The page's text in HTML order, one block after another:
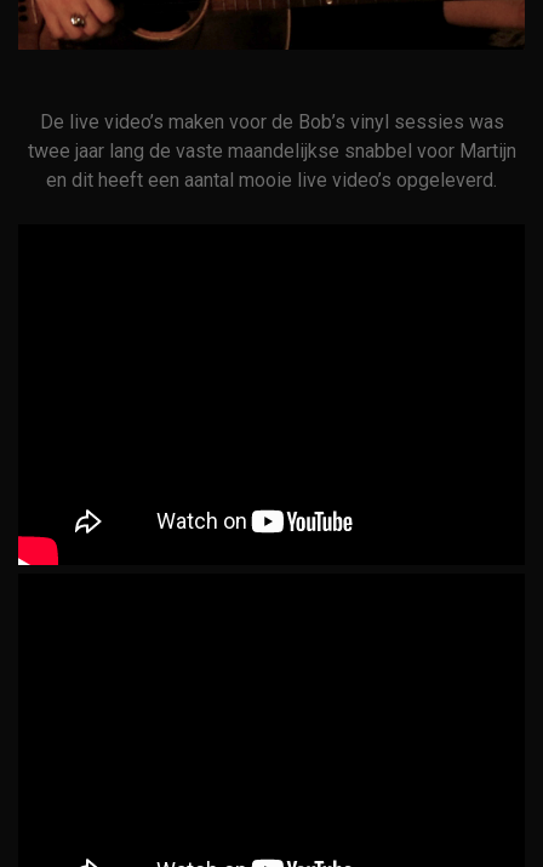
De live video’s maken voor de Bob’s vinyl sessies was
twee jaar lang de vaste maandelijkse snabbel voor Martijn
en dit heeft een aantal mooie live video’s opgeleverd.